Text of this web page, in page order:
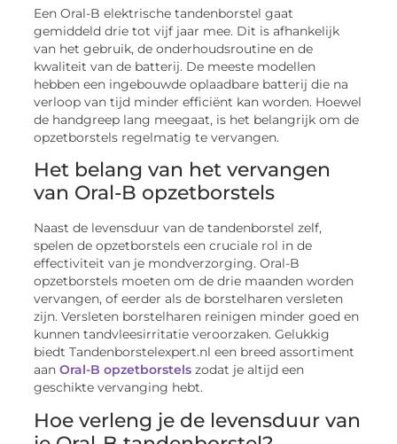
Een Oral-B elektrische tandenborstel gaat
gemiddeld drie tot vijf jaar mee. Dit is afhankelijk
van het gebruik, de onderhoudsroutine en de
kwaliteit van de batterij. De meeste modellen
hebben een ingebouwde oplaadbare batterij die na
verloop van tijd minder efficiënt kan worden. Hoewel
de handgreep lang meegaat, is het belangrijk om de
opzetborstels regelmatig te vervangen.
Het belang van het vervangen
van Oral-B opzetborstels
Naast de levensduur van de tandenborstel zelf,
spelen de opzetborstels een cruciale rol in de
effectiviteit van je mondverzorging. Oral-B
opzetborstels moeten om de drie maanden worden
vervangen, of eerder als de borstelharen versleten
zijn. Versleten borstelharen reinigen minder goed en
kunnen tandvleesirritatie veroorzaken. Gelukkig
biedt Tandenborstelexpert.nl een breed assortiment
aanOral-B opzetborstels zodat je altijd een
geschikte vervanging hebt.
Hoe verleng je de levensduur van